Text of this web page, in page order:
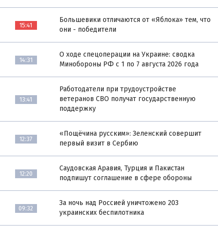
15:41
Большевики отличаются от «Яблока» тем, что
они - победители
14:31
О ходе спецоперации на Украине: сводка
Минобороны РФ с 1 по 7 августа 2026 года
13:41
Работодатели при трудоустройстве
ветеранов СВО получат государственную
поддержку
12:37
«Пощёчина русским»: Зеленский совершит
первый визит в Сербию
12:20
Саудовская Аравия, Турция и Пакистан
подпишут соглашение в сфере обороны
09:32
За ночь над Россией уничтожено 203
украинских беспилотника